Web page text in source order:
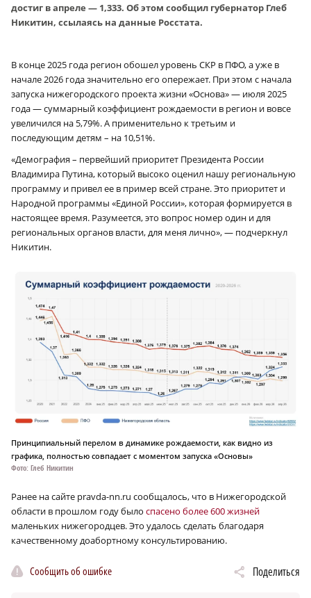
достиг в апреле — 1,333. Об этом сообщил губернатор Глеб
Никитин, ссылаясь на данные Росстата.
В конце 2025 года регион обошел уровень СКР в ПФО, а уже в
начале 2026 года значительно его опережает. При этом с начала
запуска нижегородского проекта жизни «Основа» — июля 2025
года — суммарный коэффициент рождаемости в регион и вовсе
увеличился на 5,79%. А применительно к третьим и
последующим детям – на 10,51%.
«Демография – первейший приоритет Президента России
Владимира Путина, который высоко оценил нашу региональную
программу и привел ее в пример всей стране. Это приоритет и
Народной программы «Единой России», которая формируется в
настоящее время. Разумеется, это вопрос номер один и для
региональных органов власти, для меня лично», — подчеркнул
Никитин.
Принципиальный перелом в динамике рождаемости, как видно из
графика, полностью совпадает с моментом запуска «Основы»
Фото: Глеб Никитин
Ранее на сайте pravda-nn.ru сообщалось, что в Нижегородской
области в прошлом году было спасено более 600 жизней
маленьких нижегородцев. Это удалось сделать благодаря
качественному доабортному консультированию.
Сообщить об ошибке Поделиться